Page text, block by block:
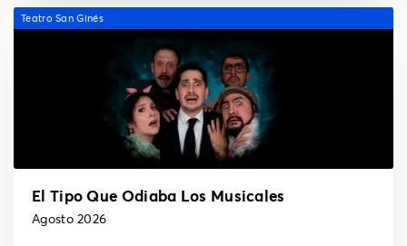
Teatro San Ginés
El Tipo Que Odiaba Los Musicales
Agosto 2026